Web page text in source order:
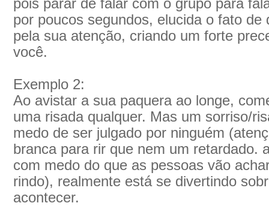
pois parar de falar com o grupo para
por poucos segundos, elucida o fato de
pela sua atenção, criando um forte
você.
Exemplo 2:
Ao avistar a sua paquera ao longe,
uma risada qualquer. Mas um sorriso/
medo de ser julgado por ninguém
branca para rir que nem um retardado.
com medo do que as pessoas vão
rindo), realmente está se divertindo
acontecer.